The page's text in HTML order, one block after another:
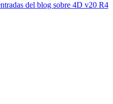
del blog sobre 4D v20 R4